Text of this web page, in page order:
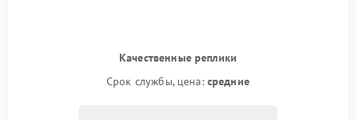
Качественные реплики
Срок службы, цена: средние